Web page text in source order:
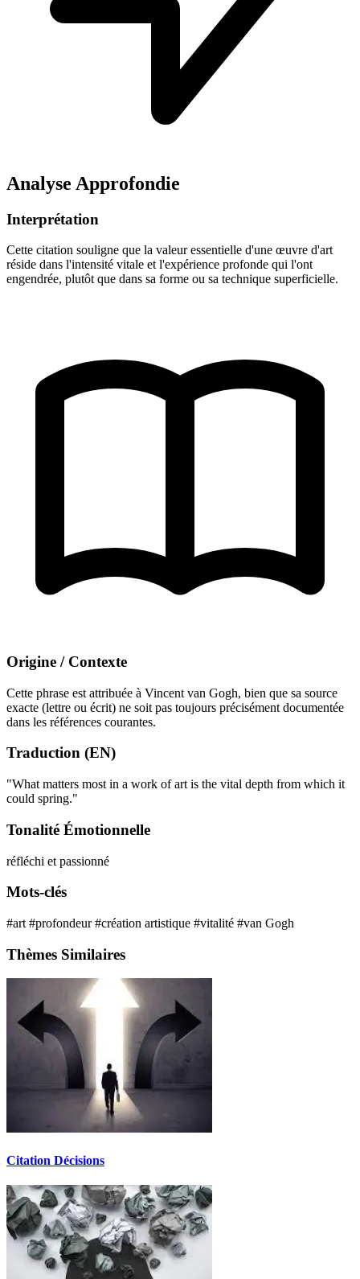
Analyse Approfondie
Interprétation
Cette citation souligne que la valeur essentielle d'une œuvre d'art
réside dans l'intensité vitale et l'expérience profonde qui l'ont
engendrée, plutôt que dans sa forme ou sa technique superficielle.
Origine / Contexte
Cette phrase est attribuée à Vincent van Gogh, bien que sa source
exacte (lettre ou écrit) ne soit pas toujours précisément documentée
dans les références courantes.
Traduction (EN)
"What matters most in a work of art is the vital depth from which it
could spring."
Tonalité Émotionnelle
réfléchi et passionné
Mots-clés
#art #profondeur#création artistique #vitalité #van Gogh
Thèmes Similaires
Citation Décisions